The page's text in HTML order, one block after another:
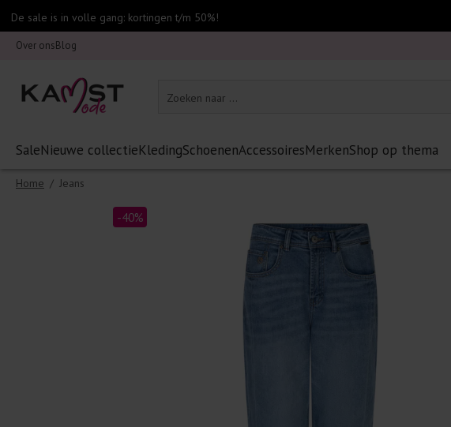
De sale is in volle gang: kortingen t/m 50%!
Over onsBlog
SaleNieuwe collectieKledingSchoenenAccessoiresMerkenShop op thema
Home / Jeans
-40%